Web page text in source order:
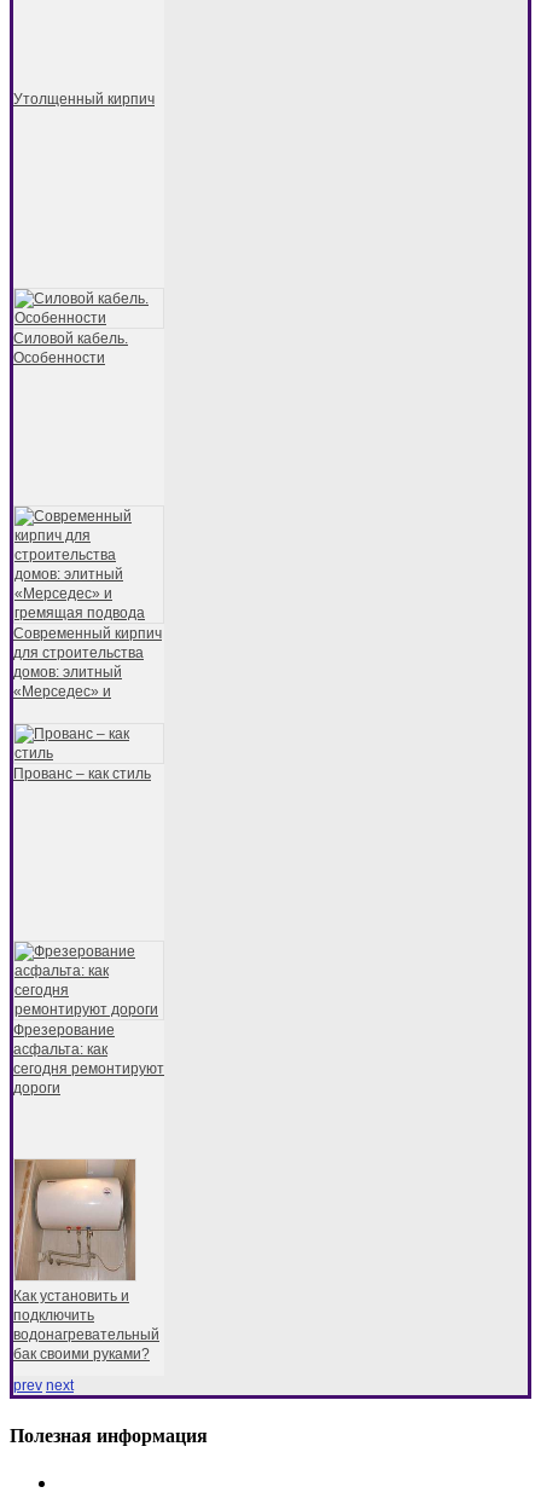
Утолщенный кирпич
Силовой кабель.
Особенности
Современный кирпич
для строительства
домов: элитный
«Мерседес» и
Прованс – как стиль
Фрезерование
асфальта: как
сегодня ремонтируют
дороги
Как установить и
подключить
водонагревательный
бак своими руками?
prev next
Полезная информация